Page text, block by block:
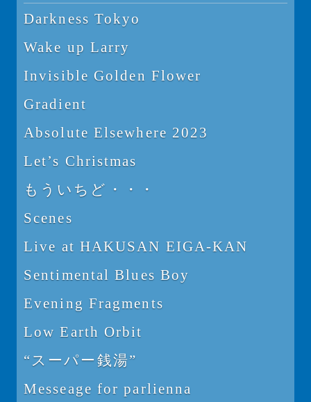
Darkness Tokyo
Wake up Larry
Invisible Golden Flower
Gradient
Absolute Elsewhere 2023
Let’s Christmas
もういちど・・・
Scenes
Live at HAKUSAN EIGA-KAN
Sentimental Blues Boy
Evening Fragments
Low Earth Orbit
“スーパー銭湯”
Messeage for parlienna